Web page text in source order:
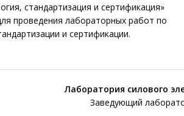
стандартизация и сертификация»
проведения лабораторных работ по
и сертификации.
Лаборатория силового
Заведующий